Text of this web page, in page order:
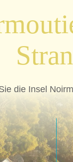
die Insel